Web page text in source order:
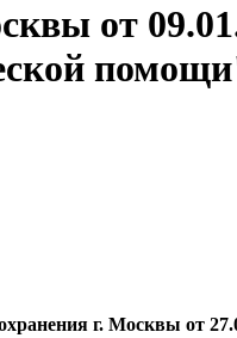
от
г. Москвы от